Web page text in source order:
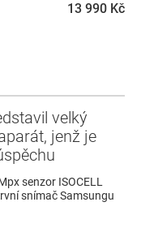
13 990 Kč
velký
jenž je
senzor ISOCELL
snímač Samsungu